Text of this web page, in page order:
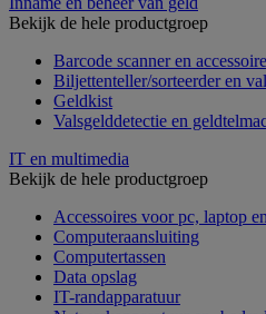
Bekijk de hele productgroep
Barcode scanner en
Biljettenteller/sorteerder en
Geldkist
Valsgelddetectie en
IT en multimedia
Bekijk de hele productgroep
Accessoires voor pc, laptop
Computeraansluiting
Computertassen
Data opslag
IT-randapparatuur